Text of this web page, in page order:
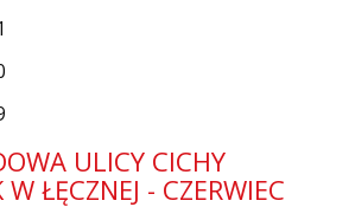
ULICY CICHY
ŁĘCZNEJ - CZERWIEC